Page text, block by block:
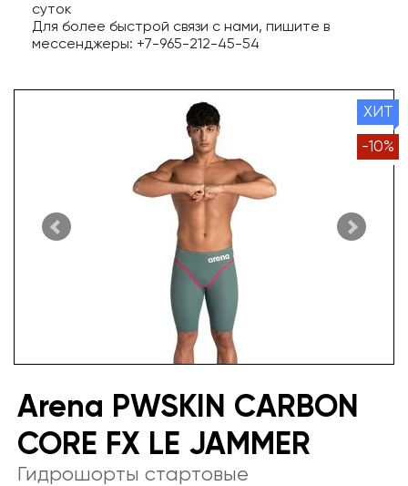
суток
Для более быстрой связи с нами, пишите в
мессенджеры: +7-965-212-45-54
ХИТ
-10%
Arena PWSKIN CARBON
CORE FX LE JAMMER
Гидрошорты стартовые